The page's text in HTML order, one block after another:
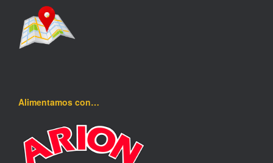
Alimentamos con…